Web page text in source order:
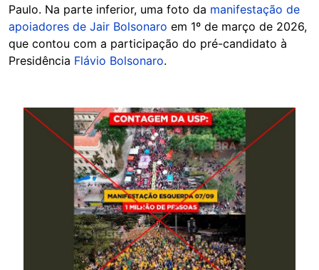
Paulo. Na parte inferior, uma foto da manifestação de
apoiadores de Jair Bolsonaro em 1º de março de 2026,
que contou com a participação do pré-candidato à
Presidência Flávio Bolsonaro.
Image